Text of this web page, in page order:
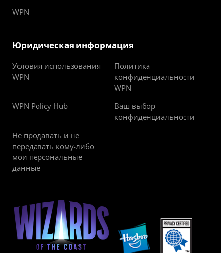
WPN
Юридическая информация
Условия использования
WPN
Политика
конфиденциальности
WPN
WPN Policy Hub
Ваш выбор
конфиденциальности
Не продавать и не
передавать кому-либо
мои персональные
данные